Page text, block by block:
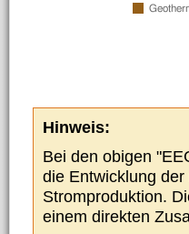
Hinweis:
Bei den obigen
die Entwicklung
Stromproduktion.
einem direkten